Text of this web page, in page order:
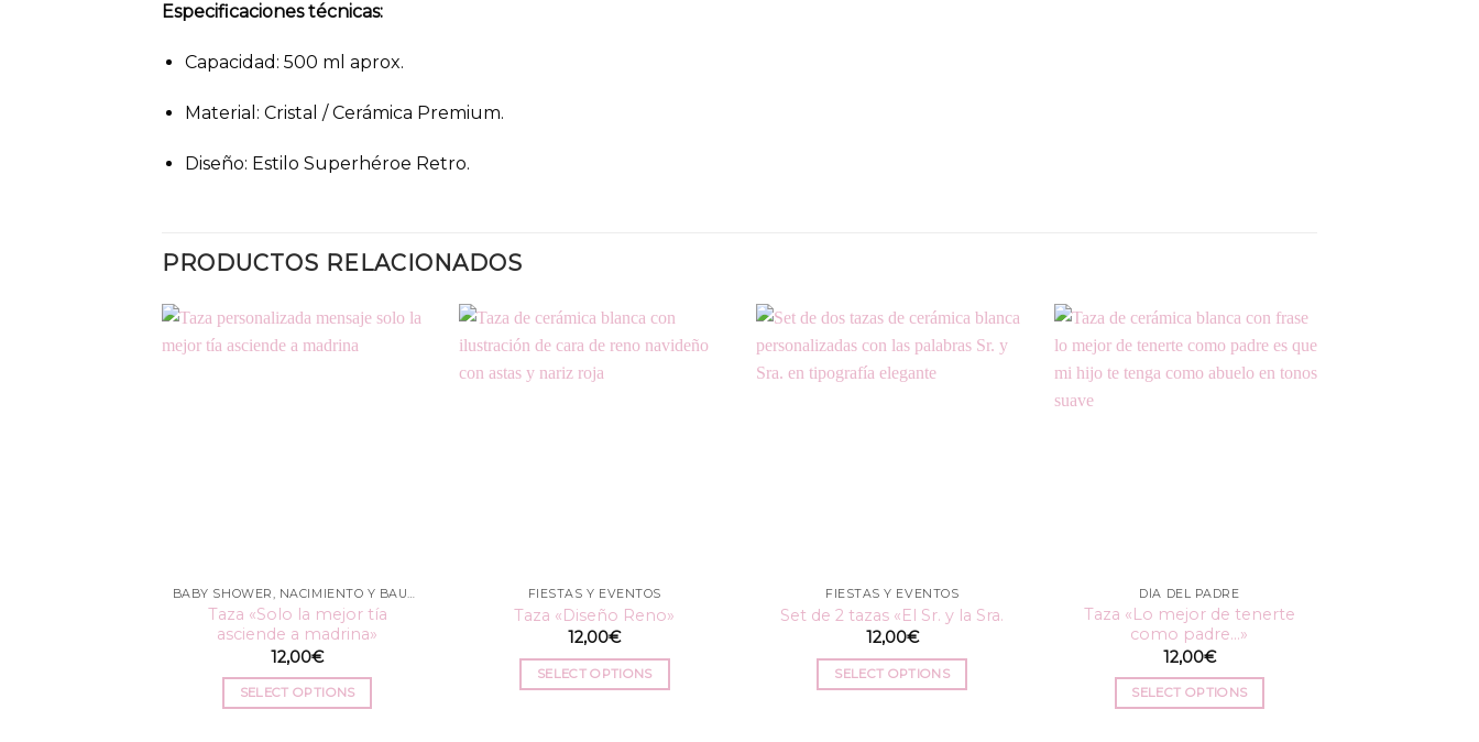
Especificaciones técnicas:
Capacidad: 500 ml aprox.
Material: Cristal / Cerámica Premium.
Diseño: Estilo Superhéroe Retro.
PRODUCTOS RELACIONADOS
BABY SHOWER, NACIMIENTO Y BAUTIZO
Taza «Solo la mejor tía
asciende a madrina»
12,00€
SELECT OPTIONS
FIESTAS Y EVENTOS
Taza «Diseño Reno»
12,00€
SELECT OPTIONS
FIESTAS Y EVENTOS
Set de 2 tazas «El Sr. y la Sra.
12,00€
SELECT OPTIONS
DÍA DEL PADRE
Taza «Lo mejor de tenerte
como padre…»
12,00€
SELECT OPTIONS